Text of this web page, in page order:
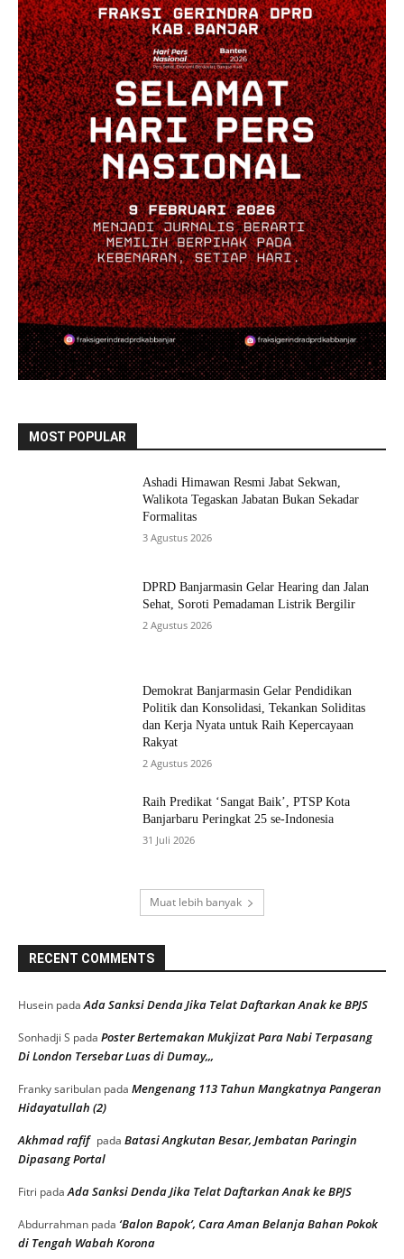
MOST POPULAR
Ashadi Himawan Resmi Jabat Sekwan,
Walikota Tegaskan Jabatan Bukan Sekadar
Formalitas
3 Agustus 2026
DPRD Banjarmasin Gelar Hearing dan Jalan
Sehat, Soroti Pemadaman Listrik Bergilir
2 Agustus 2026
Demokrat Banjarmasin Gelar Pendidikan
Politik dan Konsolidasi, Tekankan Soliditas
dan Kerja Nyata untuk Raih Kepercayaan
Rakyat
2 Agustus 2026
Raih Predikat ‘Sangat Baik’, PTSP Kota
Banjarbaru Peringkat 25 se-Indonesia
31 Juli 2026
Muat lebih banyak
RECENT COMMENTS
Husein padaAda Sanksi Denda Jika Telat Daftarkan Anak ke BPJS
Sonhadji S pada Poster Bertemakan Mukjizat Para Nabi Terpasang
Di London Tersebar Luas di Dumay,,,
Franky saribulan pada Mengenang 113 Tahun Mangkatnya Pangeran
Hidayatullah (2)
Akhmad rafif pada Batasi Angkutan Besar, Jembatan Paringin
Dipasang Portal
Fitri padaAda Sanksi Denda Jika Telat Daftarkan Anak ke BPJS
Abdurrahman pada ‘Balon Bapok’, Cara Aman Belanja Bahan Pokok
di Tengah Wabah Korona